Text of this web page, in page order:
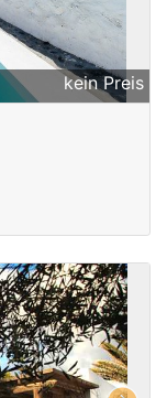
kein Preis